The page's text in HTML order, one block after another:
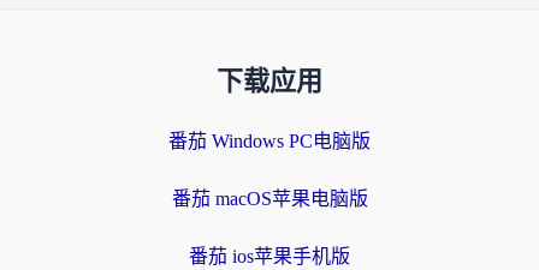
下载应用
番茄 Windows PC电脑版
番茄 macOS苹果电脑版
番茄 ios苹果手机版